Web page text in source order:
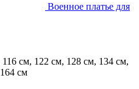
Военное платье для
116 см, 122 см, 128 см, 134 см,
164 см